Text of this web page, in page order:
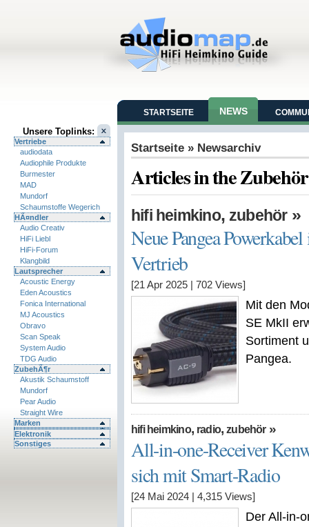
Unsere Toplinks:
Vertriebe
audiodata
Audiophile Produkte
Burmester
MAD
Mundorf
Schaumstoffe Wegerich
HÃ¤ndler
Audio Creativ
HiFi Liebl
HiFi-Forum
Klangbild
Lautsprecher
Acoustic Energy
Eden Acoustics
Fonica International
MJ Acoustics
Obravo
Scan Speak
System Audio
TDG Audio
ZubehÃ¶r
Akustik Schaumstoff
Mundorf
Pear Audio
Straight Wire
Marken
Elektronik
Sonstiges
STARTSEITE NEWS
Startseite » Newsarchiv
Articles in the
hifi heimkino, zubehör»
Neue Pangea
Vertrieb
[21 Apr 2025 702 Views]
Mit den
SE MkII
Sortiment
Pangea.
hifi heimkino, radio,zubehör»
All-in-one-Receiver
sich mit Smart-Radio
[24 Mai 2024 4,315 Views]
Der All-in-